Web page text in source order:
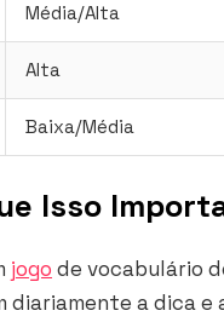
Média/Alta
Alta
Baixa/Média
Isso
jogo de vocabulário
diariamente a dica